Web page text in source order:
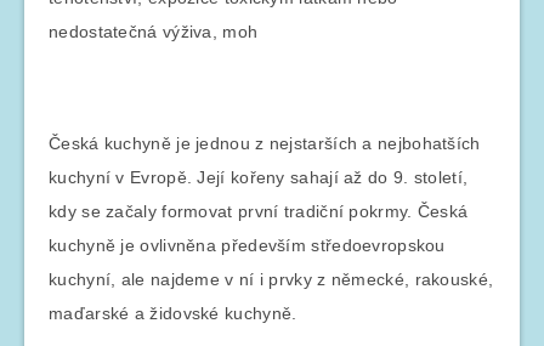
nedostatečná výživa, moh
Česká kuchyně je jednou z nejstarších a nejbohatších
kuchyní v Evropě. Její kořeny sahají až do 9. století,
kdy se začaly formovat první tradiční pokrmy. Česká
kuchyně je ovlivněna především středoevropskou
kuchyní, ale najdeme v ní i prvky z německé, rakouské,
maďarské a židovské kuchyně.